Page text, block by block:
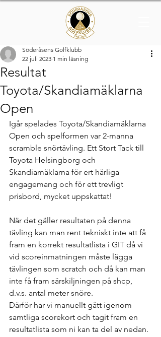
Resultat
Toyota/Skandiamäklarna
Open
Söderåsens Golfklubb
22 juli 2023 1 min läsning
Igår spelades Toyota/Skandiamäklarna
Open och spelformen var 2-manna
scramble snörtävling. Ett Stort Tack till
Toyota Helsingborg och
Skandiamäklarna för ert härliga
engagemang och för ett trevligt
prisbord, mycket uppskattat!
När det gäller resultaten på denna
tävling kan man rent tekniskt inte att få
fram en korrekt resultatlista i GIT då vi
vid scoreinmatningen måste lägga
tävlingen som scratch och då kan man
inte få fram särskiljningen på shcp,
d.v.s. antal meter snöre.
Därför har vi manuellt gått igenom
samtliga scorekort och tagit fram en
resultatlista som ni kan ta del av nedan.